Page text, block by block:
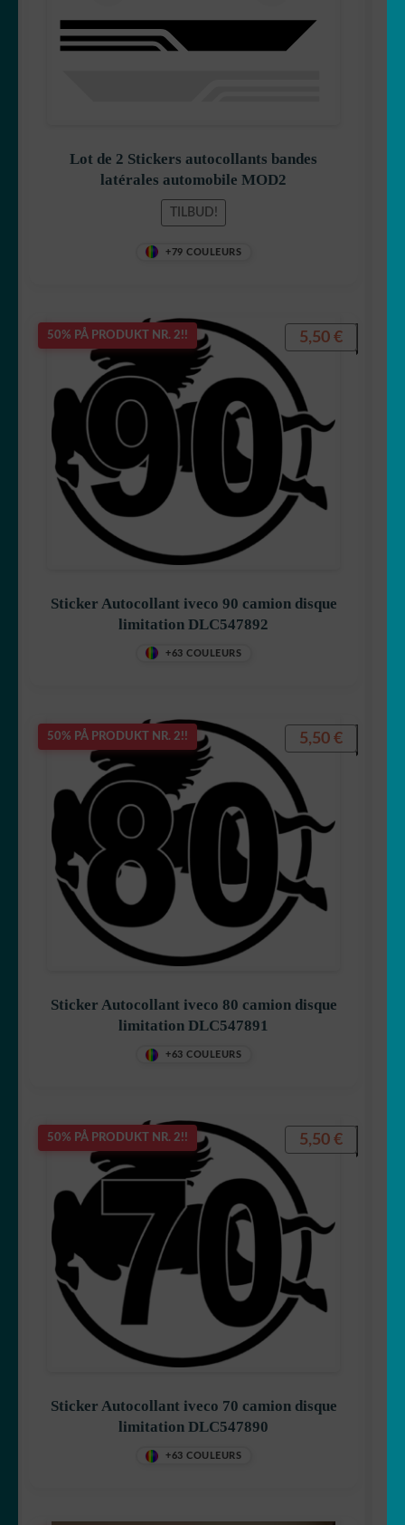
Lot de 2 Stickers autocollants bandes
latérales automobile MOD2
TILBUD!
+79 COULEURS
50% PÅ PRODUKT NR. 2!!
Sticker Autocollant iveco 90 camion disque
limitation DLC547892
+63 COULEURS
5,50 €
50% PÅ PRODUKT NR. 2!!
Sticker Autocollant iveco 80 camion disque
limitation DLC547891
+63 COULEURS
5,50 €
50% PÅ PRODUKT NR. 2!!
Sticker Autocollant iveco 70 camion disque
limitation DLC547890
+63 COULEURS
5,50 €